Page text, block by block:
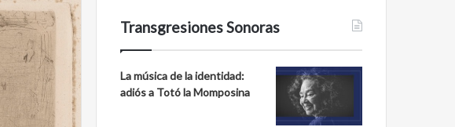
Transgresiones Sonoras
La música de la identidad:
adiós a Totó la Momposina